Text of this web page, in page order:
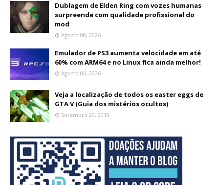
Dublagem de Elden Ring com vozes humanas
surpreende com qualidade profissional do
mod
Agosto 08, 2026
Emulador de PS3 aumenta velocidade em até
60% com ARM64 e no Linux fica ainda melhor!
Agosto 06, 2026
Veja a localização de todos os easter eggs de
GTA V (Guia dos mistérios ocultos)
Setembro 20, 2013